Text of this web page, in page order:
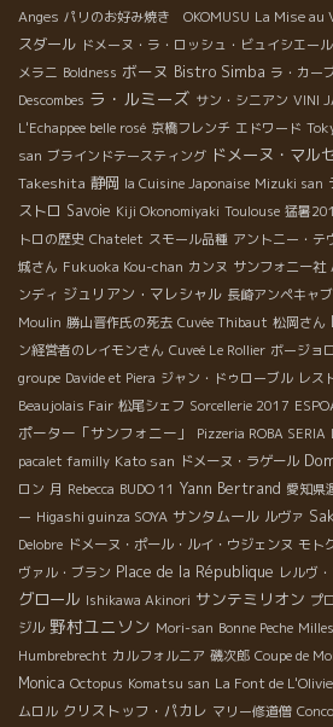
Anges パリのお好み焼き OKOMUSU La Mise au
スダール ドメーヌ・ラ・ロッシュ・ビュイシエール
メラニ Boldness ボーヌ Bistro Simba ラ・カー
Descombes ラ・ルミーズ サン・シニアン VINI
L'Echappee belle rosé 京橋フレンチ エドワード
san ブラインドテースティング ドメーヌ・マル
Takeshita 静岡 la Cuisine Japonaise Mizuki san
ストロ Savoie Kiji Okonomiyaki Toulouse 猛暑
トロの歴史 Chatelet スモール品種 アントニー・テ
城さん Fukuoka Kou-chan カンヌ サンフォニー社
ンディ ジュリアン・マレシャル 長崎アンペキャ
Moulin 勝山晋作氏の死去 Cuvée Thibaut 松岡さん
ン経営者のレイモンさん Cuveé Le Rollier ボージョ
groupe Davide et Piera ジャン・ドゥローブル レス
Beaujolais Fair 松尾シェフ Sorcellerie 2017
ポーター「サンフォニー」
Pizzeria ROBA SERIA
pacalet familly Kato san ドメーヌ・ラゲール
ロン 月 Rebecca BUDO 11 Yann Bertrand 愛知県
ー Higashi guinza SOYA サンタムール ルヴァ
Delobre ドメーヌ・ポール・ルイ・ウジェンヌ モト
ヴァル・ブラン Place de la République レルヴ
グロール Ishikawa Akinori サンテミリオン プ
ジル 野村ユニソン Mori-san Bonne Peche
Humbrebrecht カルフォルニア 磯次郎 Coupe de
Monica Octopus Komatsu san La Font de
ムロル クリストッフ・パカレ マリー修道僧